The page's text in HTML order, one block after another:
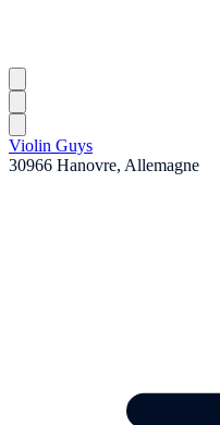
Violin Guys
30966 Hanovre, Allemagne